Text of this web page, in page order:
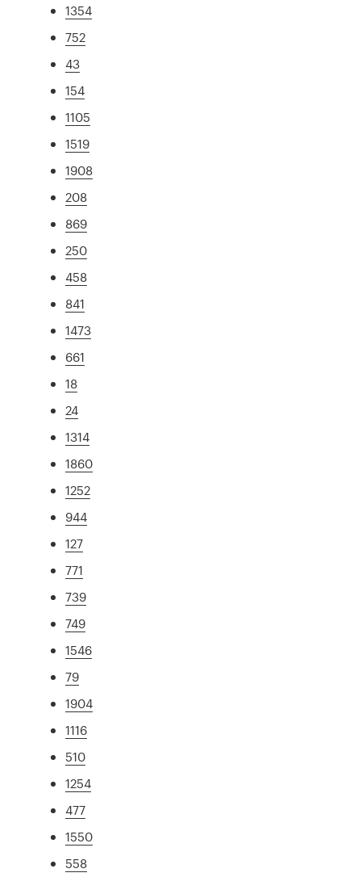
1354
752
43
154
1105
1519
1908
208
869
250
458
841
1473
661
18
24
1314
1860
1252
944
127
771
739
749
1546
79
1904
1116
510
1254
477
1550
558